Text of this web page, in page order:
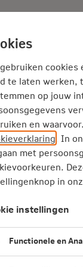
Adviseur
Service en Contact
Extra informatie
een
voor de
een ander
graag mee
cookies
te laten werken,
op jouw
en
. In
met
in
instellingen
Functionele en